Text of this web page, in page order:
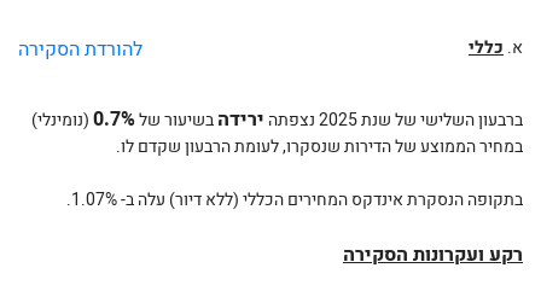
להורדת הסקירה א. כללי
ברבעון השלישי של שנת 2025 נצפתה ירידהבשיעור של0.7%(נומינלי)
במחיר הממוצע של הדירות שנסקרו, לעומת הרבעון שקדם לו.
בתקופה הנסקרת אינדקס המחירים הכללי (ללא דיור) עלה ב- 1.07%.
רקע ועקרונות הסקירה